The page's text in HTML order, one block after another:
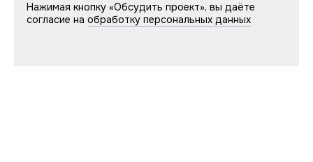
Нажимая кнопку «Обсудить проект», вы даёте
согласие наобработку персональных данных